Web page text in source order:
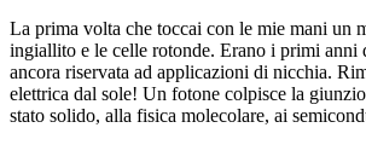
La prima volta che toccai con le mie mani un
ingiallito e le celle rotonde. Erano i primi anni
ancora riservata ad applicazioni di nicchia.
elettrica dal sole! Un fotone colpisce la
stato solido, alla fisica molecolare, ai